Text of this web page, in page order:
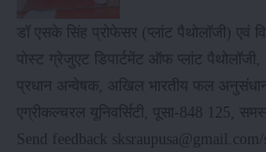
डॉ एसके सिंह प्रोफेसर (प्लांट पैथोलॉजी) एवं
पोस्ट ग्रेजुएट डिपार्टमेंट ऑफ प्लांट पैथोलॉजी,
प्रधान अन्वेषक, अखिल भारतीय फल
एग्रीकल्चरल यूनिवर्सिटी, पूसा-848 125,
Send feedback